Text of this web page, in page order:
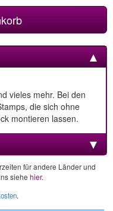
vieles mehr. Bei den
die sich ohne
montieren lassen.
für andere Länder und
siehe hier.
.